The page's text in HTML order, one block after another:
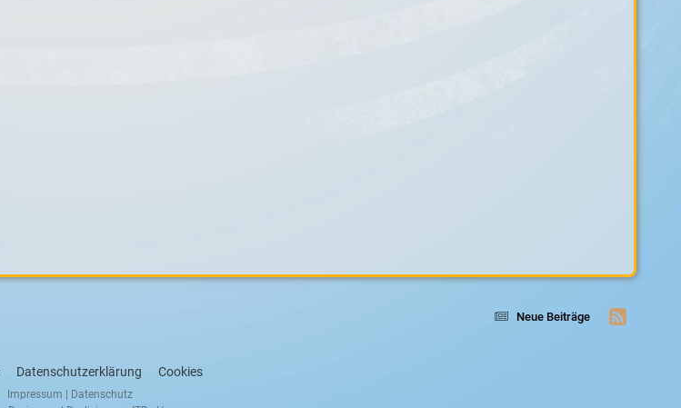
Neue Beiträge
Datenschutzerklärung Cookies
Impressum | Datenschutz